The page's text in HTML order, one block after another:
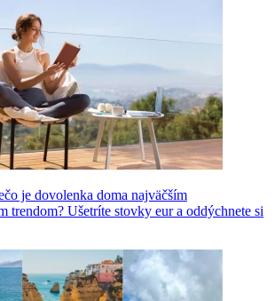
je dovolenka doma najväčším
trendom? Ušetríte stovky eur a oddýchnete si